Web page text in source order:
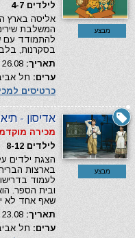
מבצע
לילדים 4-7
אליסה בארץ
המשלבת
להתמודד עם
בסקרנות,
תאריך:
ערים: תל
כרטיסים
מבצע
אדיסון -
מכירה
לילדים 8-12
הצגת ילדים
בארצות
לעמוד
ובית הספר.
שאף אחד לא
תאריך:
ערים: תל